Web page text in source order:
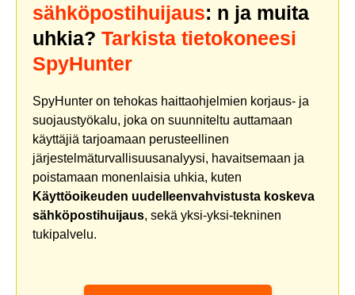
sähköpostihuijaus: n ja muita
uhkia? Tarkista tietokoneesi
SpyHunter
SpyHunter on tehokas haittaohjelmien korjaus- ja
suojaustyökalu, joka on suunniteltu auttamaan
käyttäjiä tarjoamaan perusteellinen
järjestelmäturvallisuusanalyysi, havaitsemaan ja
poistamaan monenlaisia uhkia, kuten
Käyttöoikeuden uudelleenvahvistusta koskeva
sähköpostihuijaus, sekä yksi-yksi-tekninen
tukipalvelu.